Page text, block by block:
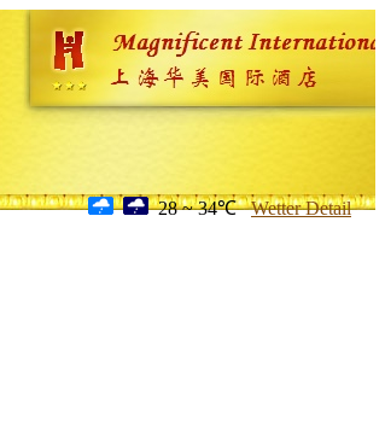
28 ~ 34℃ Wetter Detail